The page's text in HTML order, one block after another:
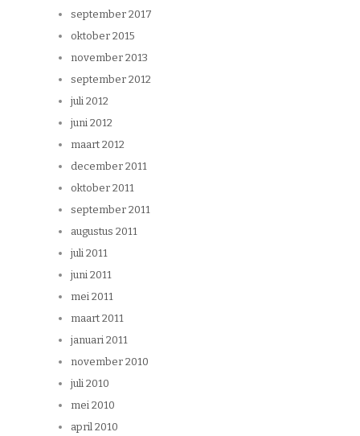
september 2017
oktober 2015
november 2013
september 2012
juli 2012
juni 2012
maart 2012
december 2011
oktober 2011
september 2011
augustus 2011
juli 2011
juni 2011
mei 2011
maart 2011
januari 2011
november 2010
juli 2010
mei 2010
april 2010